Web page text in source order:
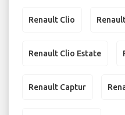
Renault Clio
Renault Clio Estate
Renault Captur